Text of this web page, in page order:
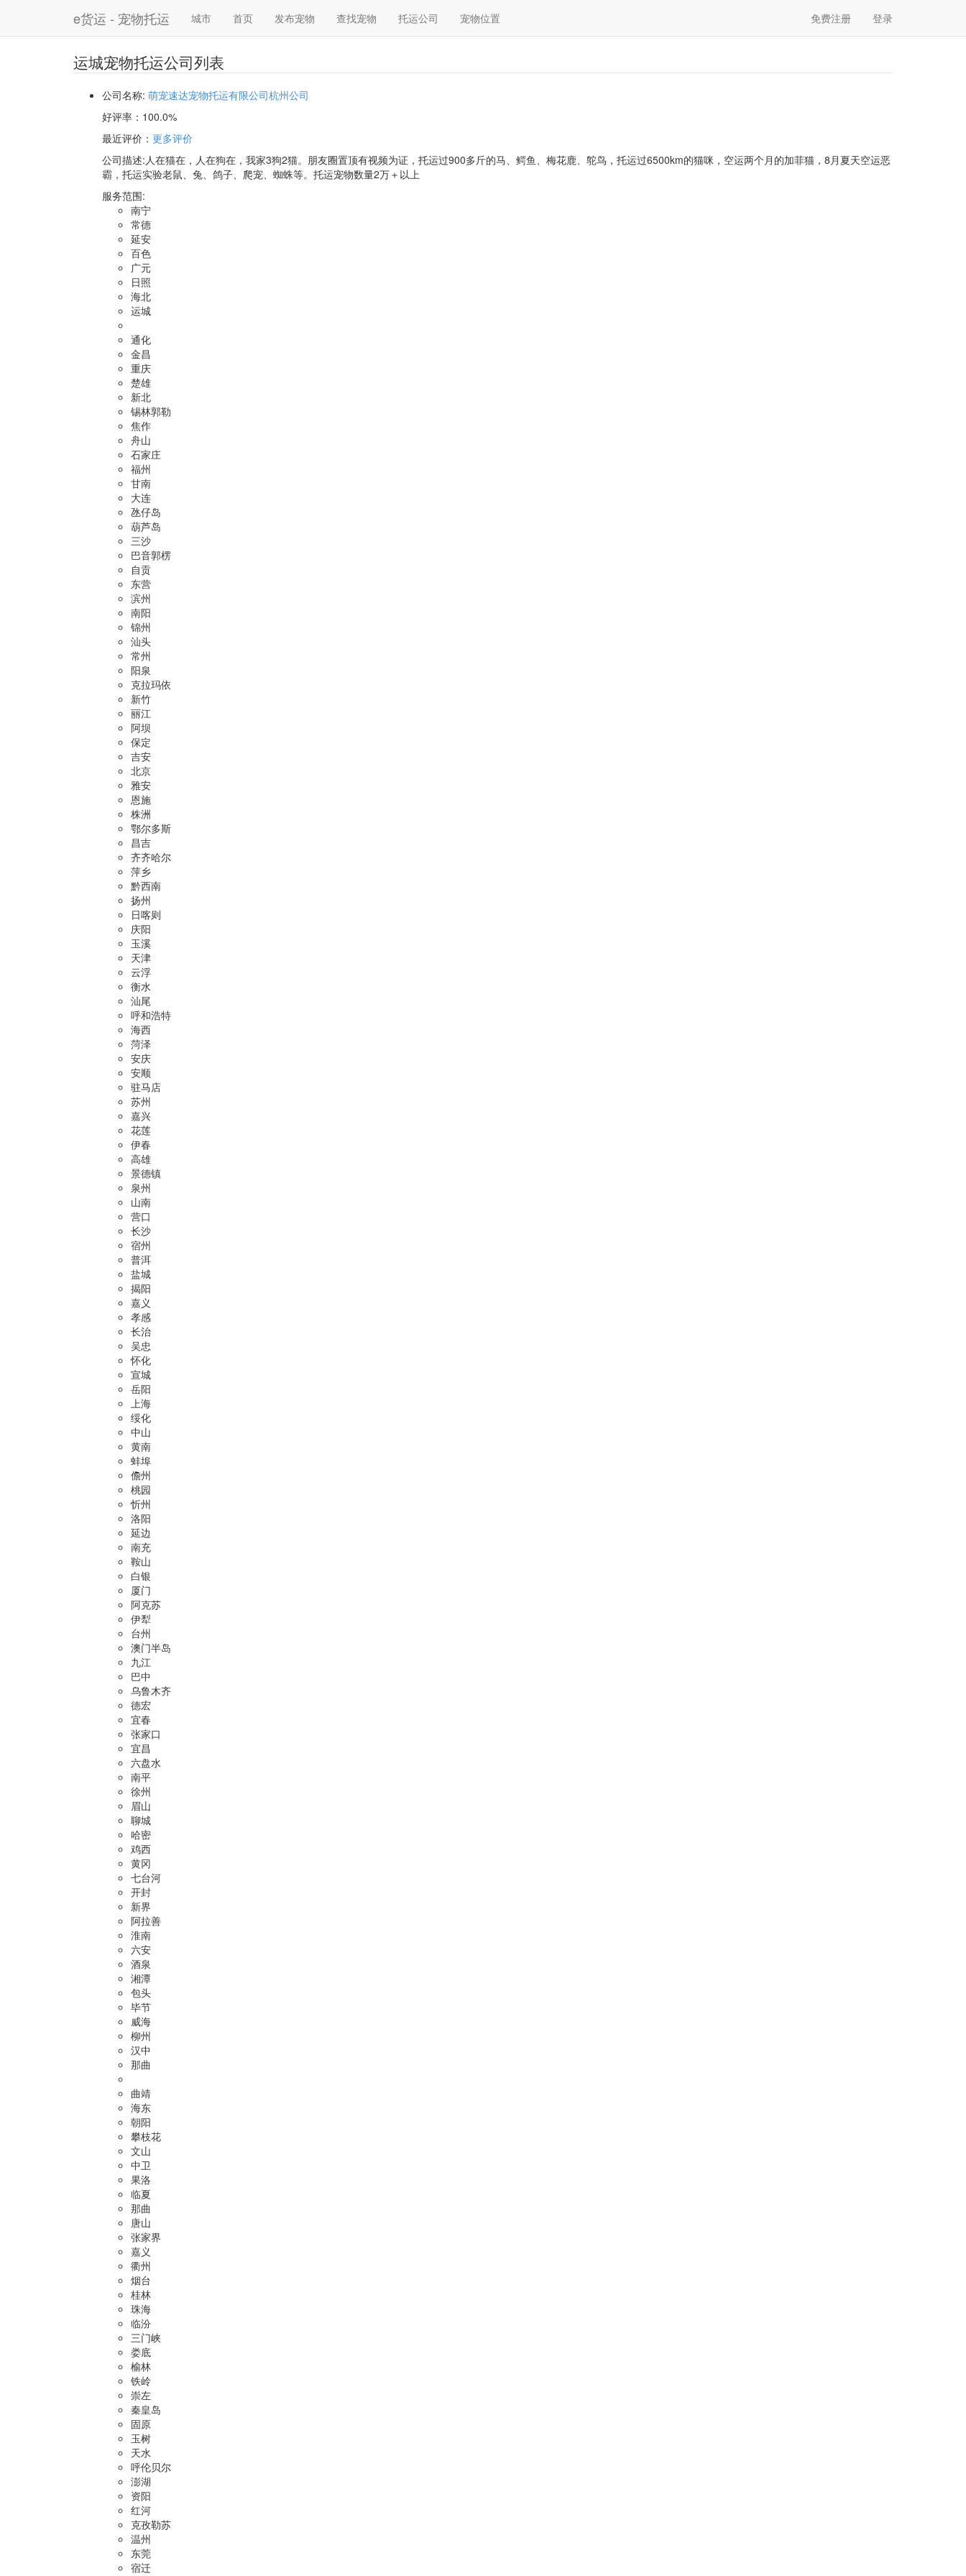
e货运 - 宠物托运 城市 首页 发布宠物 查找宠物 托运公司 宠物位置 免费注册 登录
运城宠物托运公司列表
公司名称: 萌宠速达宠物托运有限公司杭州公司
好评率： 100.0%
最近评价 ： 更多评价
公司描述:人在猫在，人在狗在，我家3狗2猫。朋友圈置顶有视频为证，托运过900多斤的马、鳄鱼、梅花鹿、鸵鸟，托运过6500km的猫咪，空运两个月的加菲猫，8月夏天空运恶
霸，托运实验老鼠、兔、鸽子、爬宠、蜘蛛等。托运宠物数量2万＋以上
服务范围:
南宁
常德
延安
百色
广元
日照
海北
运城
通化
金昌
重庆
楚雄
新北
锡林郭勒
焦作
舟山
石家庄
福州
甘南
大连
氹仔岛
葫芦岛
三沙
巴音郭楞
自贡
东营
滨州
南阳
锦州
汕头
常州
阳泉
克拉玛依
新竹
丽江
阿坝
保定
吉安
北京
雅安
恩施
株洲
鄂尔多斯
昌吉
齐齐哈尔
萍乡
黔西南
扬州
日喀则
庆阳
玉溪
天津
云浮
衡水
汕尾
呼和浩特
海西
菏泽
安庆
安顺
驻马店
苏州
嘉兴
花莲
伊春
高雄
景德镇
泉州
山南
营口
长沙
宿州
普洱
盐城
揭阳
嘉义
孝感
长治
吴忠
怀化
宣城
岳阳
上海
绥化
中山
黄南
蚌埠
儋州
桃园
忻州
洛阳
延边
南充
鞍山
白银
厦门
阿克苏
伊犁
台州
澳门半岛
九江
巴中
乌鲁木齐
德宏
宜春
张家口
宜昌
六盘水
南平
徐州
眉山
聊城
哈密
鸡西
黄冈
七台河
开封
新界
阿拉善
淮南
六安
酒泉
湘潭
包头
毕节
威海
柳州
汉中
那曲
曲靖
海东
朝阳
攀枝花
文山
中卫
果洛
临夏
那曲
唐山
张家界
嘉义
衢州
烟台
桂林
珠海
临汾
三门峡
娄底
榆林
铁岭
崇左
秦皇岛
固原
玉树
天水
呼伦贝尔
澎湖
资阳
红河
克孜勒苏
温州
东莞
宿迁